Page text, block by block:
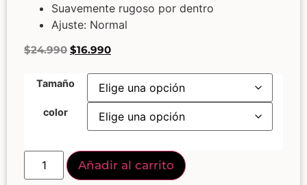
Suavemente rugoso por dentro
Ajuste: Normal
$24.990 $16.990
Tamaño
color
Añadir al carrito